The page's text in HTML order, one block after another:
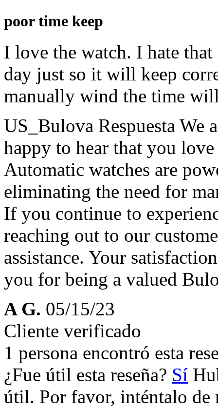
poor time keep
I love the watch. I hate
day just so it will keep
manually wind the time
US_Bulova Respuesta We
happy to hear that you
Automatic watches are
eliminating the need for
If you continue to
reaching out to our
assistance. Your
you for being a valued
A G. 05/15/23
Cliente verificado
1 persona encontró esta
¿Fue útil esta reseña? Sí
útil. Por favor, inténtalo de